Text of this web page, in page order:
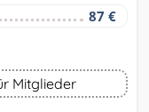
87 €
Mitglieder